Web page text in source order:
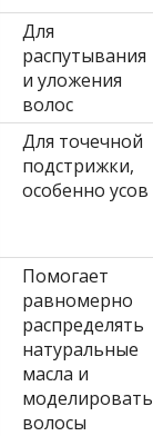
Для
распутывания
и уложения
волос
Для точечной
подстрижки,
особенно усов
Помогает
равномерно
распределять
натуральные
масла и
моделировать
волосы